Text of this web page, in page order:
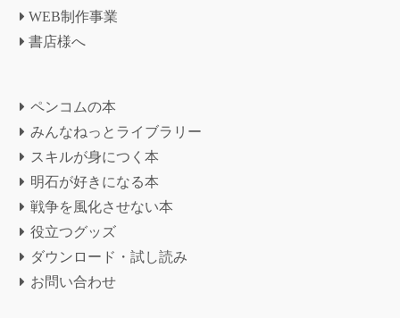
WEB制作事業
書店様へ
ペンコムの本
みんなねっとライブラリー
スキルが身につく本
明石が好きになる本
戦争を風化させない本
役立つグッズ
ダウンロード・試し読み
お問い合わせ